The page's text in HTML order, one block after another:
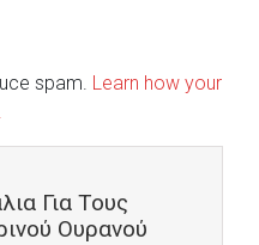
spam. Learn how your
Για Τους
Ουρανού